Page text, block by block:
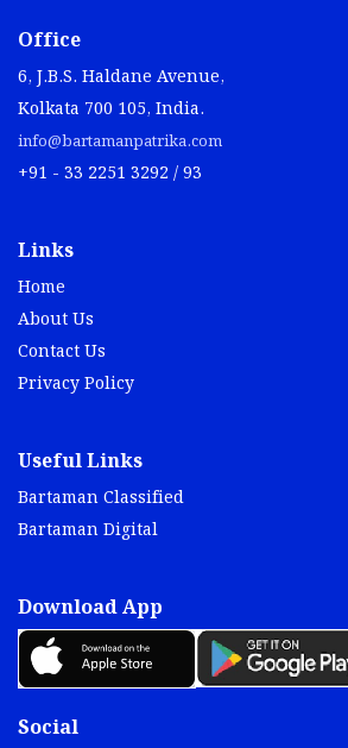
Office
6, J.B.S. Haldane Avenue,
Kolkata 700 105, India.
info@bartamanpatrika.com
+91 - 33 2251 3292 / 93
Links
Home
About Us
Contact Us
Privacy Policy
Useful Links
Bartaman Classified
Bartaman Digital
Download App
Social